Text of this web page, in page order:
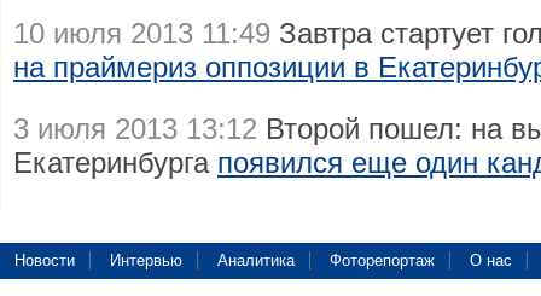
10 июля 2013 11:49 Завтра стартует
на праймериз оппозиции в
3 июля 2013 13:12 Второй пошел: на
Екатеринбурга появился еще один
Новости Интервью Аналитика Фоторепортаж О нас